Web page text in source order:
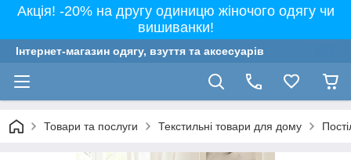
Акція! -20% на другу одиницю жіночого одягу чи
вишиванки!
Інтернет-магазин одягу, взуття та аксесуарів
Товари та послуги Текстильні товари для дому